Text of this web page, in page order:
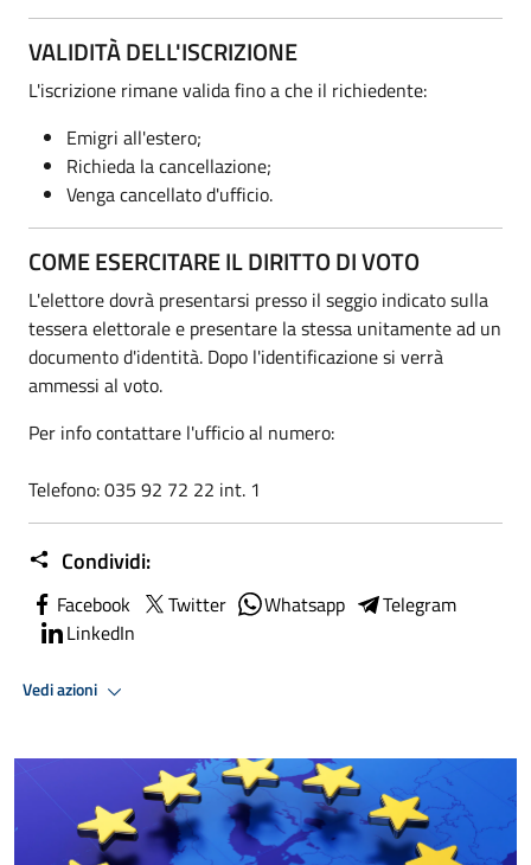
VALIDITÀ DELL'ISCRIZIONE
L'iscrizione rimane valida fino a che il richiedente:
Emigri all'estero;
Richieda la cancellazione;
Venga cancellato d'ufficio.
COME ESERCITARE IL DIRITTO DI VOTO
L'elettore dovrà presentarsi presso il seggio indicato sulla
tessera elettorale e presentare la stessa unitamente ad un
documento d'identità. Dopo l'identificazione si verrà
ammessi al voto.
Per info contattare l'ufficio al numero:
Telefono: 035 92 72 22 int. 1
Condividi:
Facebook Twitter Whatsapp
Telegram
LinkedIn
Vedi azioni